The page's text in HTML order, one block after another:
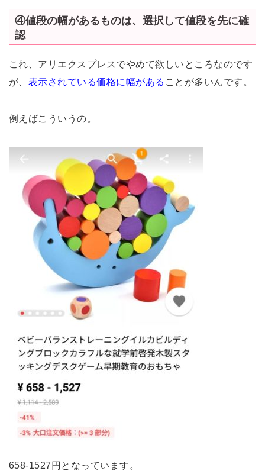
④値段の幅があるものは、選択して値段を先に確
認
これ、アリエクスプレスでやめて欲しいところなのです
が、 表示されている価格に幅がある ことが多いんです。
例えばこういうの。
658-1527円となっています。